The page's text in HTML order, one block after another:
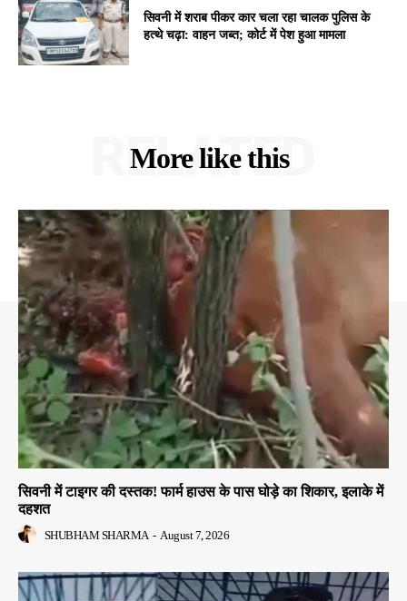
सिवनी में शराब पीकर कार चला रहा चालक पुलिस के
हत्थे चढ़ा: वाहन जब्त; कोर्ट में पेश हुआ मामला
More like this
RELATED
सिवनी में टाइगर की दस्तक! फार्म हाउस के पास घोड़े का शिकार, इलाके में
दहशत
SHUBHAM SHARMA - August 7, 2026